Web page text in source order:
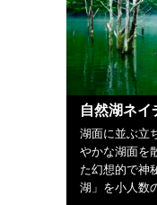
自然湖ネイ
湖面に並ぶ立
やかな湖面を
た幻想的で神
湖」を小人数